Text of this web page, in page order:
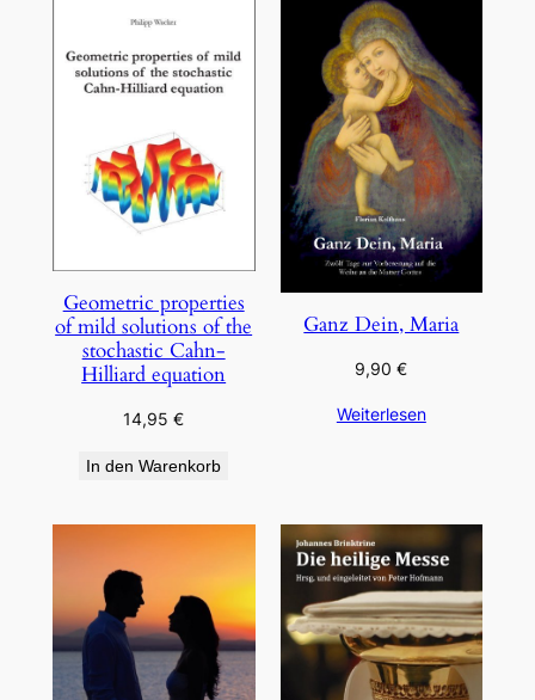
Geometric properties
of mild solutions of the
stochastic Cahn-
Hilliard equation
14,95€
In den Warenkorb
Ganz Dein, Maria
9,90€
Weiterlesen